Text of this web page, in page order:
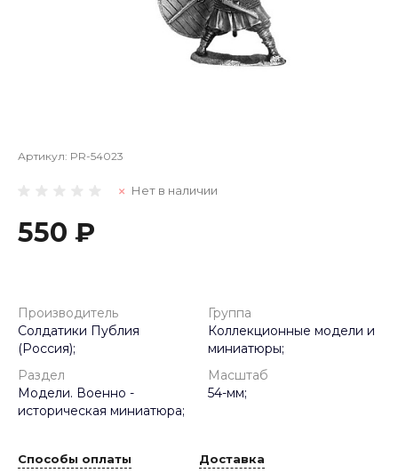
Артикул: PR-54023
Нет в наличии
550 ₽
Производитель
Солдатики Публия
(Россия);
Группа
Коллекционные модели и
миниатюры;
Раздел
Модели. Военно -
историческая миниатюра;
Масштаб
54-мм;
Способы оплаты Доставка